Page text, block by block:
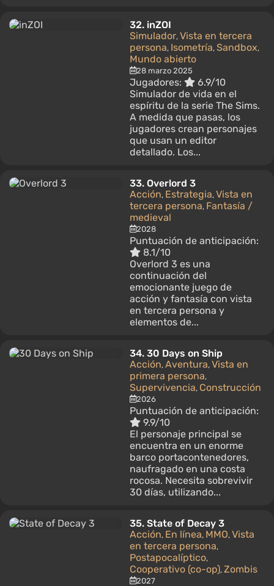
32. inZOI
Simulador, Vista en tercera
persona, Isometría, Sandbox,
Mundo abierto
28 marzo 2025
Jugadores:
6.9/10
Simulador de vida en el
espíritu de la serie The Sims.
A medida que pasas, los
jugadores crean personajes
que usan un editor
detallado. Los...
33. Overlord 3
Acción, Estrategia, Vista en
tercera persona, Fantasía /
medieval
2028
Puntuación de anticipación:
8.1/10
Overlord 3 es una
continuación del
emocionante juego de
acción y fantasía con vista
en tercera persona y
elementos de...
34. 30 Days on Ship
Acción, Aventura, Vista en
primera persona,
Supervivencia, Construcción
2026
Puntuación de anticipación:
9.9/10
El personaje principal se
encuentra en un enorme
barco portacontenedores,
naufragado en una costa
rocosa. Necesita sobrevivir
30 días, utilizando...
35. State of Decay 3
Acción, En línea, MMO, Vista
en tercera persona,
Postapocalíptico,
Cooperativo (co-op), Zombis
2027